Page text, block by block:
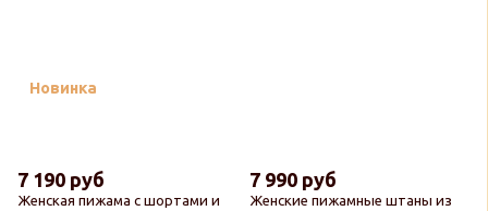
Новинка
Женская пижама с шортами и
7 190 руб
Женские пижамные штаны из
7 990 руб